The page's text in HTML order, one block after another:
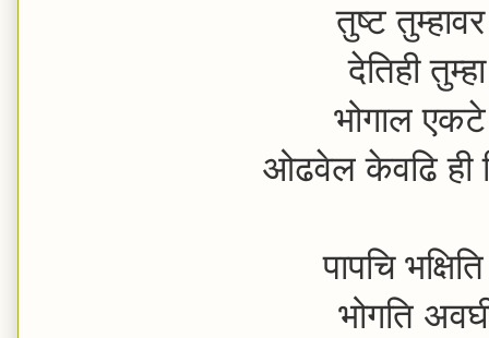
तुष्ट
देतिही
भोगाल
ओढवेल केवढि ही
पापचि
भोगति